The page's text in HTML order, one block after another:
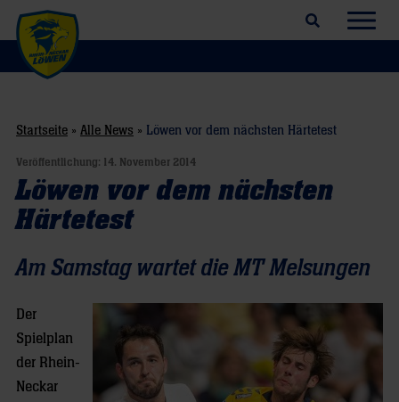
Suchfeld öffnen
Startseite » Alle News » Löwen vor dem nächsten Härtetest
Veröffentlichung: 14. November 2014
Löwen vor dem nächsten
Härtetest
Am Samstag wartet die MT Melsungen
Der
Spielplan
der Rhein-
Neckar